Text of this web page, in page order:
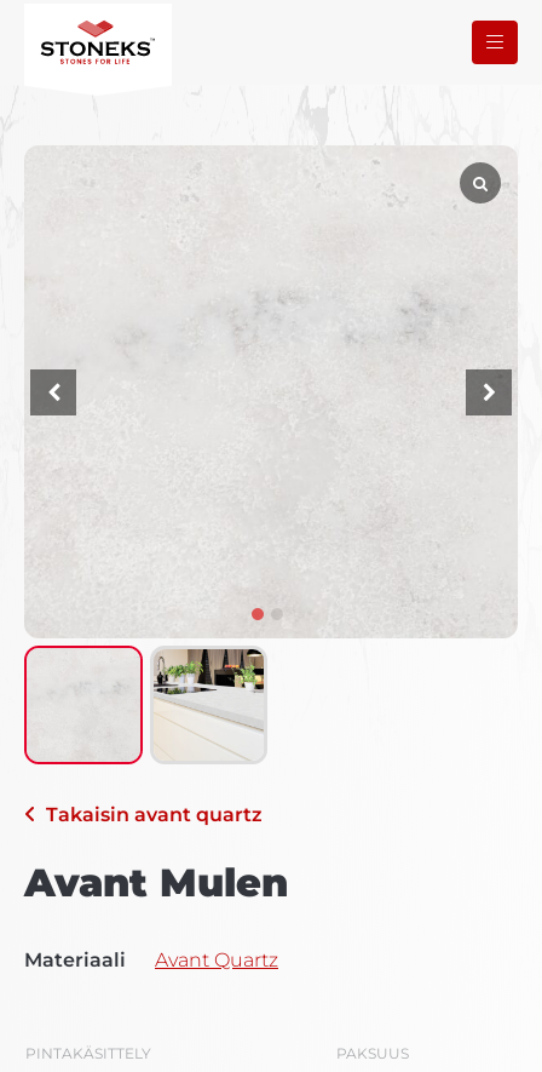
Takaisin avant quartz
Avant Mulen
Materiaali Avant Quartz
PINTAKÄSITTELY PAKSUUS